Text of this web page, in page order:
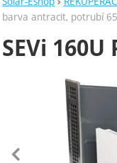
barva antracit, potrubí
SEVi
Fotografie